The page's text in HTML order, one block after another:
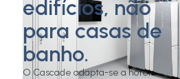
edifícios, não
para casas de
banho.
O Cascade adapta-se a hotéis,